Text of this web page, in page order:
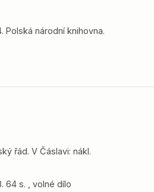
Polská národní knihovna.
řád. V Čáslavi: nákl.
64 s. , volné dílo